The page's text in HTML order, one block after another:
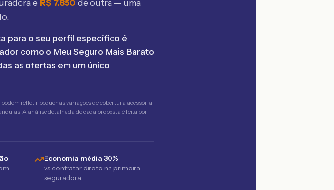
e R$ 7.850 de outra — uma
para o seu perfil específico é
como o Meu Seguro Mais Barato
as ofertas em um único
podem refletir pequenas variações de cobertura acessória
A análise detalhada de cada proposta é feita por
Economia média 30%
vs contratar direto na primeira
seguradora